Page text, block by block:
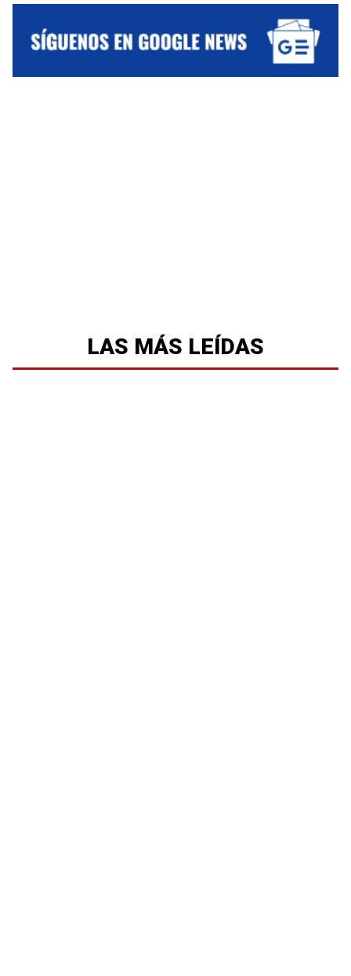
LAS MÁS LEÍDAS